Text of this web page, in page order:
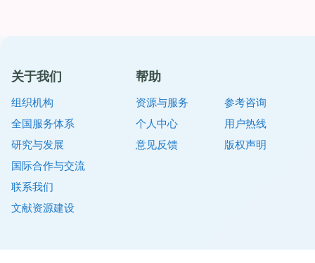
关于我们
组织机构
全国服务体系
研究与发展
国际合作与交流
联系我们
文献资源建设
帮助
资源与服务
个人中心
意见反馈
参考咨询
用户热线
版权声明